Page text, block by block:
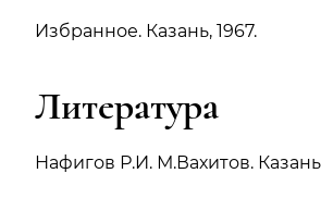
Избранное. Казань, 1967.
Литература
Нафигов Р.И. М.Вахитов.